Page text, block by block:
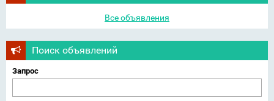
Все объявления
Поиск объявлений
Запрос